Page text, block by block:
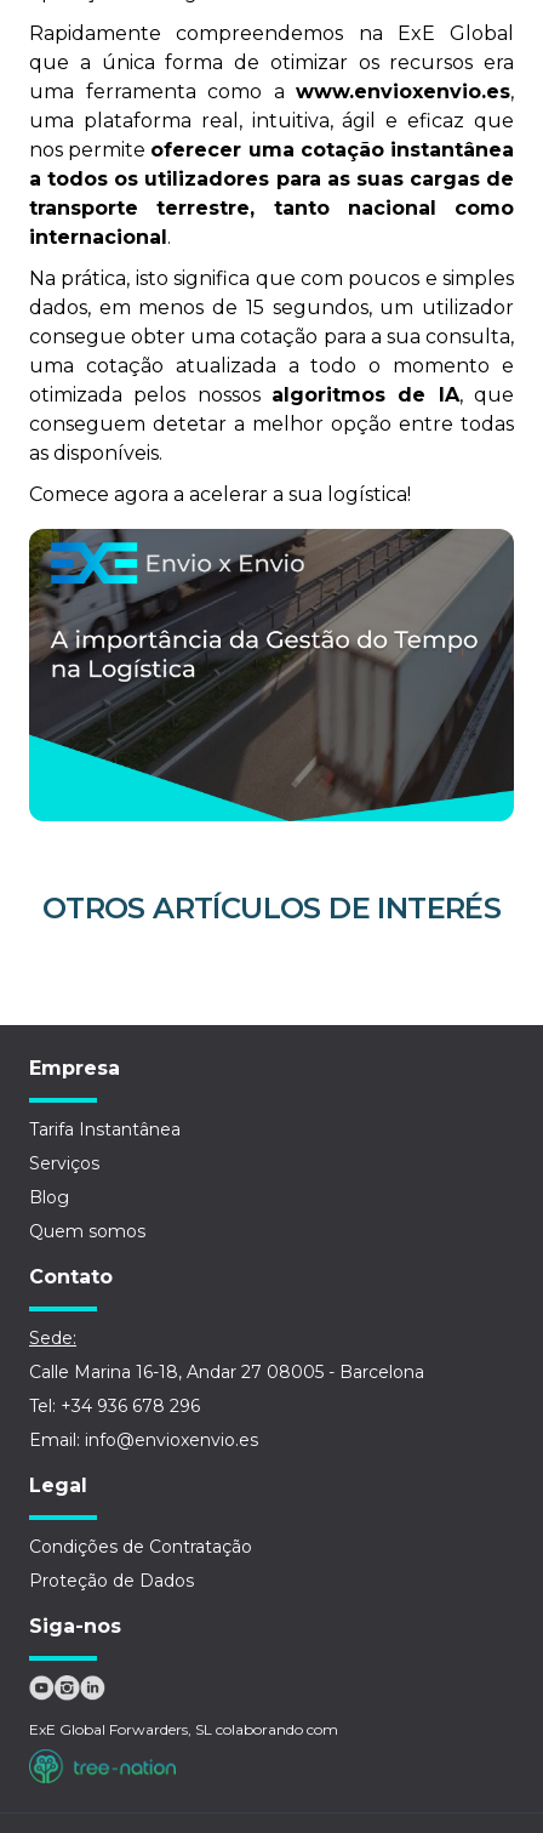
Rapidamente compreendemos na ExE Global
que a única forma de otimizar os recursos era
uma ferramenta como a www.envioxenvio.es,
uma plataforma real, intuitiva, ágil e eficaz que
nos permite oferecer uma cotação instantânea
a todos os utilizadores para as suas cargas de
transporte terrestre, tanto nacional como
internacional.
Na prática, isto significa que com poucos e simples
dados, em menos de 15 segundos, um utilizador
consegue obter uma cotação para a sua consulta,
uma cotação atualizada a todo o momento e
otimizada pelos nossos algoritmos de IA, que
conseguem detetar a melhor opção entre todas
as disponíveis.
Comece agora a acelerar a sua logística!
OTROS ARTÍCULOS DE INTERÉS
Empresa
Tarifa Instantânea
Serviços
Blog
Quem somos
Contato
Sede:
Calle Marina 16-18, Andar 27 08005 - Barcelona
Tel: +34 936 678 296
Email: info@envioxenvio.es
Legal
Condições de Contratação
Proteção de Dados
Siga-nos
ExE Global Forwarders, SL colaborando com